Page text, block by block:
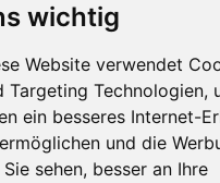
wichtig
Website verwendet
Targeting Technologien,
ein besseres Internet-
und die
sehen, besser an Ihre